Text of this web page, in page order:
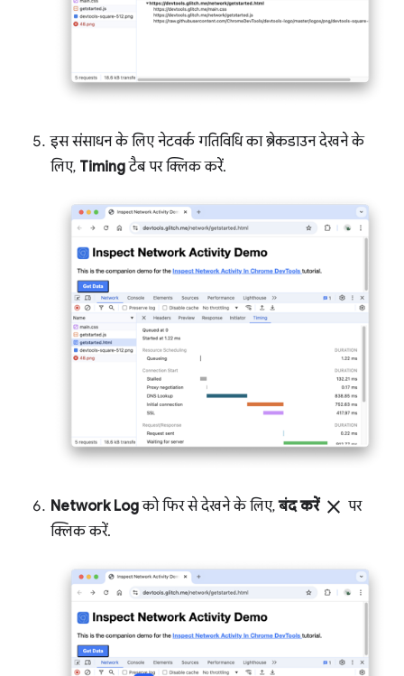
इस संसाधन के लिए नेटवर्क गतिविधि का ब्रेकडाउन देखने के
लिए, Timingटैब पर क्लिक करें.
Network Logको फिर से देखने के लिए,बंद करें close पर
क्लिक करें.